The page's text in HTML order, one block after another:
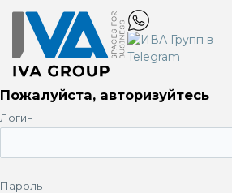
Пожалуйста, авторизуйтесь
Логин
Пароль